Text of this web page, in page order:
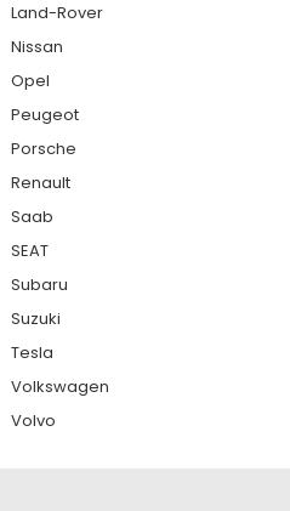
Land-Rover
Nissan
Opel
Peugeot
Porsche
Renault
Saab
SEAT
Subaru
Suzuki
Tesla
Volkswagen
Volvo